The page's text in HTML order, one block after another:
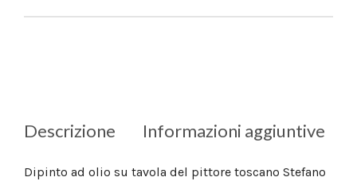
Descrizione Informazioni aggiuntive
Dipinto ad olio su tavola del pittore toscano Stefano